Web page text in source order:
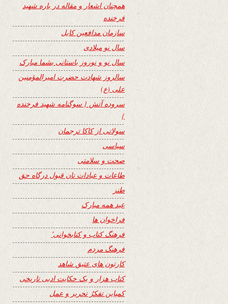
همچنان اشعار و مقاله در باره شهید
فرخنده
سازمان مدافعین کابل
سال نو میلادی
سال نو و نوروز باستانی بشما مبارک
سالروز شهادت حضرت امیرالمؤمنین
علی (ع)
سروده آتش { سوگنامه شهید فرخنده
}
سولاتی از کاکا ترجمان
سیاسی
صحت و سلامتی
طاعات و عبادات تان قبول درگاه حق
طنز
عید همه مبارک
فراخوان ها
فرهنگ کتاب و کتابخوانی٬
فرهنگ مردم
کارتون های عتیق شاهد
کتاب هزار و یک حکایت ادبی تاریخی
کمپاین تفکرُ تحریر و عمل